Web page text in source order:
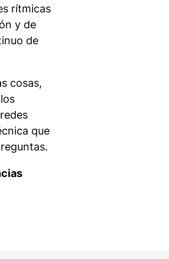
rítmicas
y de
de
cosas,
que